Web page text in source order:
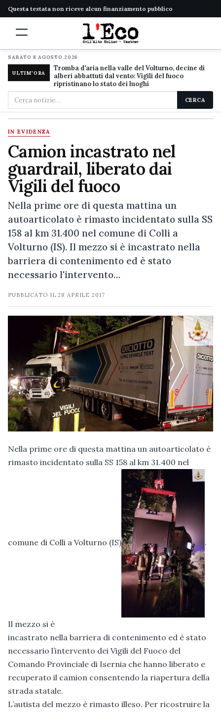
Questa testata non riceve alcun finanziamento pubblico
SABATO 8 AGOSTO 2026
ULTIM'ORA
Tromba d'aria nella valle del Volturno, decine di
alberi abbattuti dal vento: Vigili del fuoco
ripristinano lo stato dei luoghi
Cerca
nel
sito
CERCA
IN EVIDENZA
Camion incastrato nel
guardrail, liberato dai
Vigili del fuoco
Nella prime ore di questa mattina un
autoarticolato è rimasto incidentato sulla SS
158 al km 31.400 nel comune di Colli a
Volturno (IS). Il mezzo si è incastrato nella
barriera di contenimento ed è stato
necessario l'intervento…
PUBBLICATO IL28 APRILE 2017
Nella prime ore di questa mattina un autoarticolato è
rimasto incidentato sulla SS 158 al km 31.400 nel
comune di Colli a Volturno (IS) .
Il mezzo si è
incastrato nella barriera di contenimento ed è stato
necessario l’intervento dei Vigili del Fuoco del
Comando Provinciale di Isernia che hanno liberato e
recuperato il camion consentendo la riapertura della
strada statale.
L’autista del mezzo è rimasto illeso. Per ricostruire la